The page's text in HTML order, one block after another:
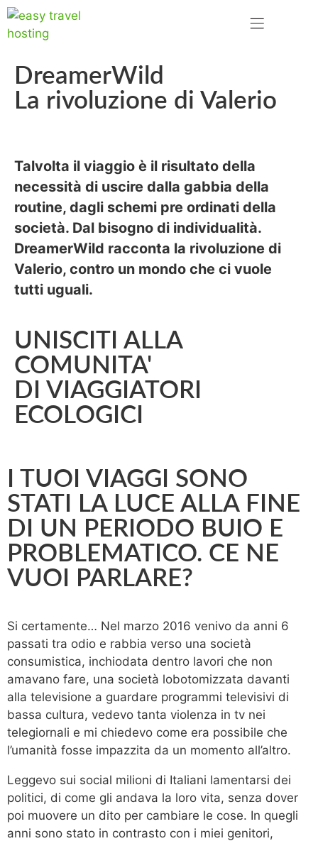
DreamerWild
La rivoluzione di Valerio
Talvolta il viaggio è il risultato della
necessità di uscire dalla gabbia della
routine, dagli schemi pre ordinati della
società. Dal bisogno di individualità.
DreamerWild racconta la rivoluzione di
Valerio, contro un mondo che ci vuole
tutti uguali.
UNISCITI ALLA
COMUNITA'
DI VIAGGIATORI
ECOLOGICI
I TUOI VIAGGI SONO
STATI LA LUCE ALLA FINE
DI UN PERIODO BUIO E
PROBLEMATICO. CE NE
VUOI PARLARE?
Si certamente… Nel marzo 2016 venivo da anni 6
passati tra odio e rabbia verso una società
consumistica, inchiodata dentro lavori che non
amavano fare, una società lobotomizzata davanti
alla televisione a guardare programmi televisivi di
bassa cultura, vedevo tanta violenza in tv nei
telegiornali e mi chiedevo come era possibile che
l’umanità fosse impazzita da un momento all’altro.
Leggevo sui social milioni di Italiani lamentarsi dei
politici, di come gli andava la loro vita, senza dover
poi muovere un dito per cambiare le cose. In quegli
anni sono stato in contrasto con i miei genitori,